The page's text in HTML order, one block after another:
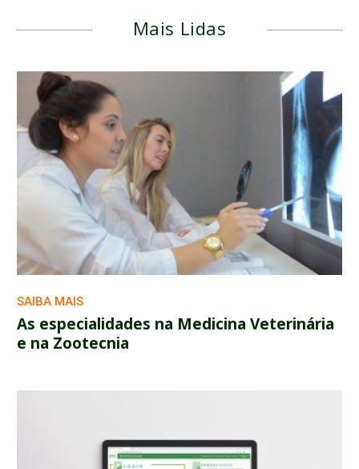
Mais Lidas
SAIBA MAIS
As especialidades na Medicina Veterinária
e na Zootecnia